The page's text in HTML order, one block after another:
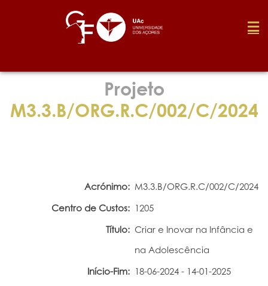
Fundação
Media
Projeto
M3.3.B/ORG.R.C/002/C/2024
Acrónimo: M3.3.B/ORG.R.C/002/C/2024
Centro de Custos: 1205
Título: Criar e Inovar na Infância e
na Adolescência
Início-Fim: 18-06-2024 - 14-01-2025